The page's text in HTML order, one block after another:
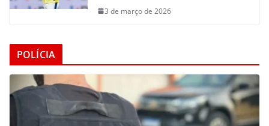
3 de março de 2026
POLÍCIA